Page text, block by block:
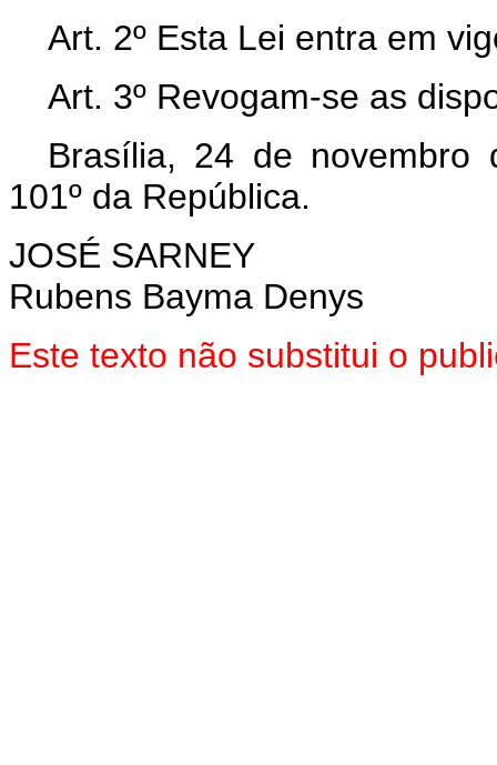
Art. 2º Esta Lei entra em
Art. 3º Revogam-se as
Brasília, 24 de novembro
101º da República.
JOSÉ SARNEY
Rubens Bayma Denys
Este texto não substitui o